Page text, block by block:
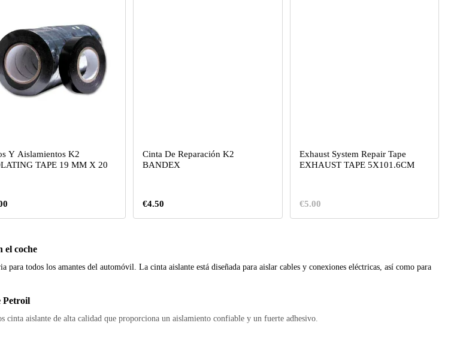
el coche
para todos los amantes del automóvil. La cinta aislante está diseñada para aislar cables y conexiones eléctricas, así como para
Petroil
cinta aislante de alta calidad que proporciona un aislamiento confiable y un fuerte adhesivo.
Y Aislamientos K2
TAPE 19 MM X 20
Cinta De Reparación K2
BANDEX
€4.50
Exhaust System Repair Tape
EXHAUST TAPE 5X101.6CM
€5.00